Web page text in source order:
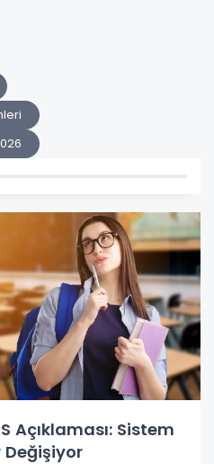
Açıklaması: Sistem
Değişiyor